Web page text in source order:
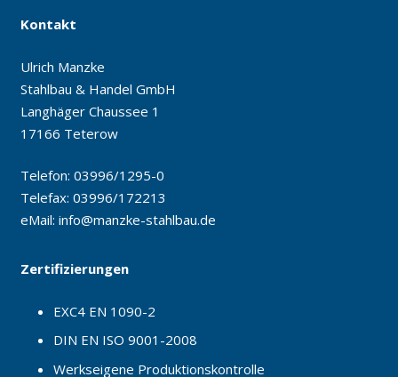
Kontakt
Ulrich Manzke
Stahlbau & Handel GmbH
Langhäger Chaussee 1
17166 Teterow
Telefon: 03996/1295-0
Telefax: 03996/172213
eMail: info@manzke-stahlbau.de
Zertifizierungen
EXC4 EN 1090-2
DIN EN ISO 9001-2008
Werkseigene Produktionskontrolle